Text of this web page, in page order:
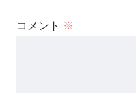
コメント ※